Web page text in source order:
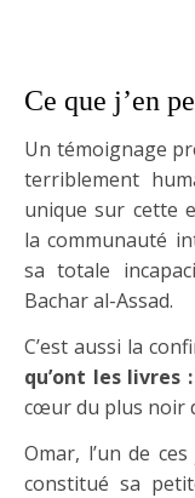
Ce que j’en
Un témoignage
terriblement
unique sur cette
la communauté
sa totale
Bachar al-Assad.
C’est aussi la
qu’ont les livres :
cœur du plus noir
Omar, l’un de
constitué sa